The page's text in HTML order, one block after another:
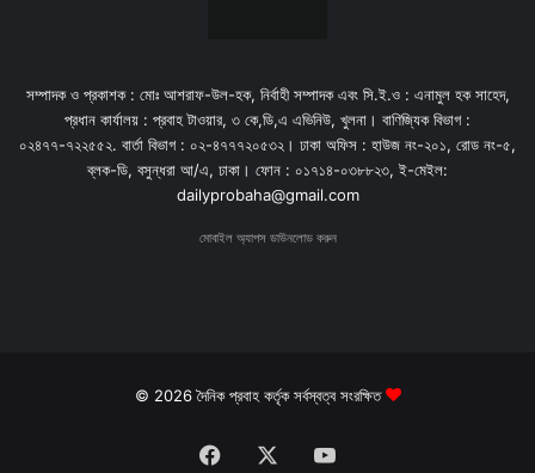
সম্পাদক ও প্রকাশক : মোঃ আশরাফ-উল-হক, নির্বাহী সম্পাদক এবং সি.ই.ও : এনামুল হক সাহেদ,
প্রধান কার্যালয় : প্রবাহ টাওয়ার, ৩ কে,ডি,এ এভিনিউ, খুলনা। বাণিজ্যিক বিভাগ :
০২৪৭৭-৭২২৫৫২. বার্তা বিভাগ : ০২-৪৭৭৭২০৫৩২। ঢাকা অফিস : হাউজ নং-২০১, রোড নং-৫,
ব্লক-ডি, বসুন্ধরা আ/এ, ঢাকা। ফোন : ০১৭১৪-০৩৮৮২৩, ই-মেইল:
dailyprobaha@gmail.com
মোবাইল অ্যাপস ডাউনলোড করুন
© 2026 দৈনিক প্রবাহ কর্তৃক সর্বস্বত্ব সংরক্ষিত
Facebook